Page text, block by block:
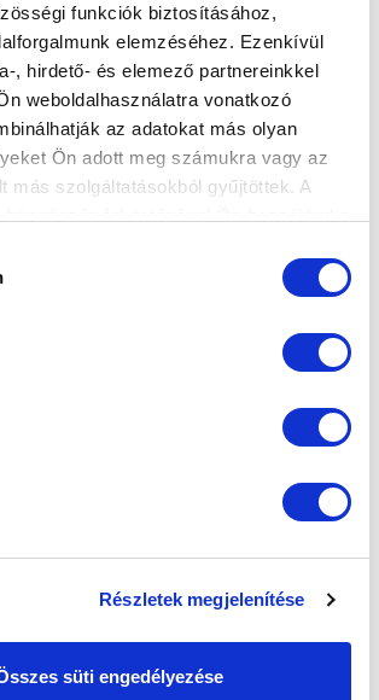
funkciók biztosításához,
elemzéséhez. Ezenkívül
, hirdető- és elemező partnereinkkel
weboldalhasználatra vonatkozó
az adatokat más olyan
Ön adott meg számukra vagy az
más szolgáltatásokból gyűjtöttek. A
Részletek megjelenítése
süti engedélyezése
azAdatvédelmi tájékoztatót !
FELIRATKOZOM